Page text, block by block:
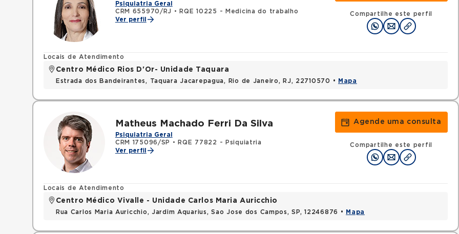
Psiquiatria Geral
CRM 655970/RJ •
RQE 10225 - Medicina do trabalho
Ver perfil
Compartilhe este perfil
Locais de Atendimento
Centro Médico Rios D'Or- Unidade Taquara
Estrada dos Bandeirantes, Taquara Jacarepagua, Rio de Janeiro, RJ, 22710570 • Mapa
Matheus Machado Ferri Da Silva
Psiquiatria Geral
CRM 175096/SP
•
RQE 77822 - Psiquiatria
Ver perfil
Agende uma consulta
Compartilhe este perfil
Locais de Atendimento
Centro Médico Vivalle - Unidade Carlos Maria Auricchio
Rua Carlos Maria Auricchio, Jardim Aquarius, Sao Jose dos Campos, SP, 12246876 • Mapa